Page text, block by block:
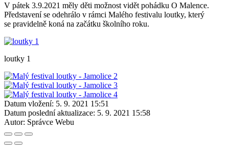
V pátek 3.9.2021 měly děti možnost vidět pohádku O Malence.
Představení se odehrálo v rámci Malého festivalu loutky, který
se pravidelně koná na začátku školního roku.
loutky 1
Datum vložení: 5. 9. 2021 15:51
Datum poslední aktualizace: 5. 9. 2021 15:58
Autor: Správce Webu